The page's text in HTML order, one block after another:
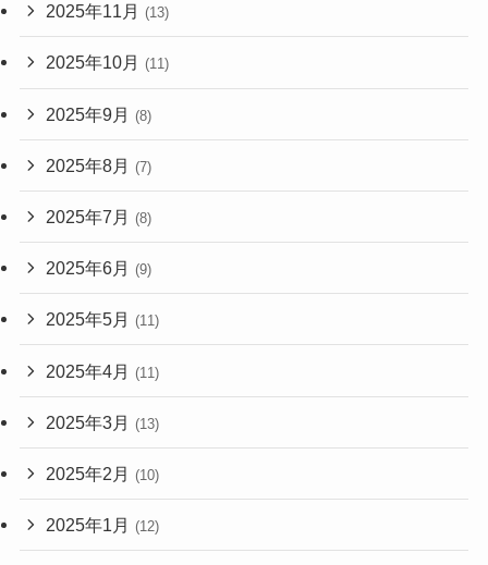
2025年11月 (13)
2025年10月 (11)
2025年9月 (8)
2025年8月 (7)
2025年7月 (8)
2025年6月 (9)
2025年5月 (11)
2025年4月 (11)
2025年3月 (13)
2025年2月 (10)
2025年1月 (12)